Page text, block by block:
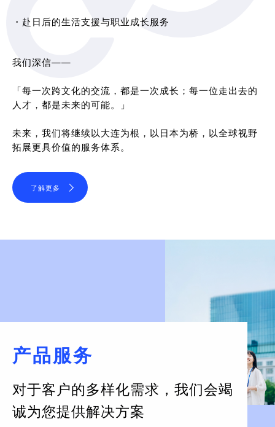
・赴日后的生活支援与职业成长服务
我们深信——
「每一次跨文化的交流，都是一次成长；每一位走出去的
人才，都是未来的可能。」
未来，我们将继续以大连为根，以日本为桥，以全球视野
拓展更具价值的服务体系。
了解更多
产品服务
对于客户的多样化需求， 我们会竭
诚为您提供解决方案